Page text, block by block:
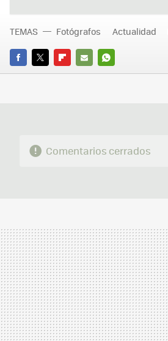
FACEBOOK
TWITTERFLIPBOARD
E-
WHATSAPP
TEMAS Fotógrafos Actualidad
Comentarios cerrados